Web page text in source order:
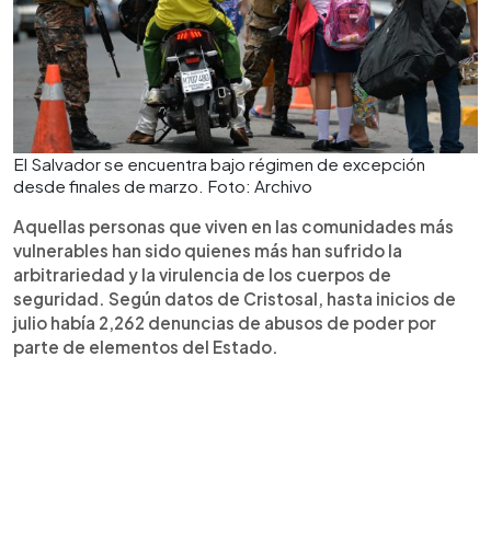
El Salvador se encuentra bajo régimen de excepción
desde finales de marzo. Foto: Archivo
Aquellas personas que viven en las comunidades más
vulnerables han sido quienes más han sufrido la
arbitrariedad y la virulencia de los cuerpos de
seguridad. Según datos de Cristosal, hasta inicios de
julio había 2,262 denuncias de abusos de poder por
parte de elementos del Estado.